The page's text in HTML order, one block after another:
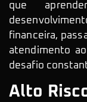
que
financeira,
atendimento
desafio
Alto